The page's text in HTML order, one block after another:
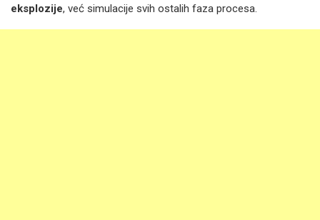
eksplozije, već simulacije svih ostalih faza procesa.